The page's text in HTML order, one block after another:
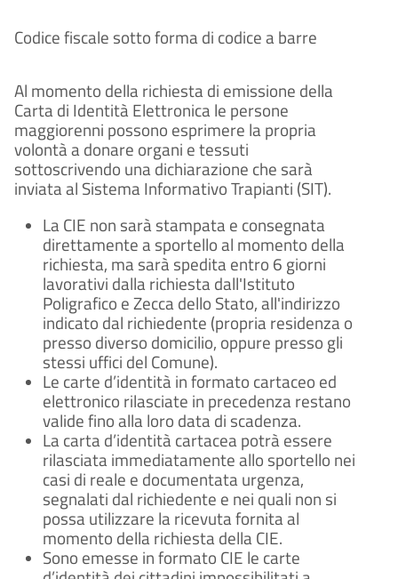
Codice fiscale sotto forma di codice a barre
Al momento della richiesta di emissione della
Carta di Identità Elettronica le persone
maggiorenni possono esprimere la propria
volontà a donare organi e tessuti
sottoscrivendo una dichiarazione che sarà
inviata al Sistema Informativo Trapianti (SIT).
La CIE non sarà stampata e consegnata
direttamente a sportello al momento della
richiesta, ma sarà spedita entro 6 giorni
lavorativi dalla richiesta dall'Istituto
Poligrafico e Zecca dello Stato, all'indirizzo
indicato dal richiedente (propria residenza o
presso diverso domicilio, oppure presso gli
stessi uffici del Comune).
Le carte d’identità in formato cartaceo ed
elettronico rilasciate in precedenza restano
valide fino alla loro data di scadenza.
La carta d’identità cartacea potrà essere
rilasciata immediatamente allo sportello nei
casi di reale e documentata urgenza,
segnalati dal richiedente e nei quali non si
possa utilizzare la ricevuta fornita al
momento della richiesta della CIE.
Sono emesse in formato CIE le carte